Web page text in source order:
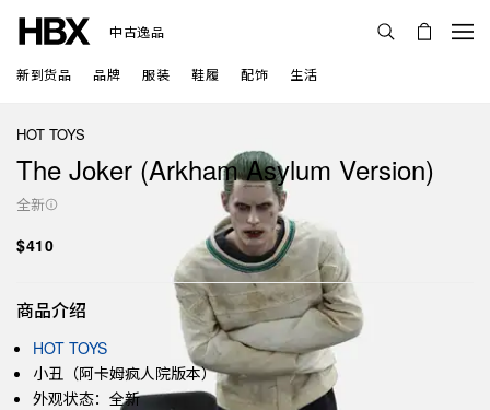
中古逸品
新到货品 品牌 服装 鞋履 配饰 生活
HOT TOYS
The Joker (Arkham Asylum Version)
全新
$410
商品介绍
HOT TOYS
小丑（阿卡姆疯人院版本）
外观状态：全新